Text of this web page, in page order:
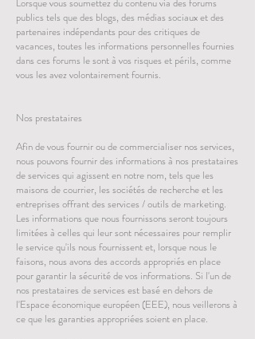
publics tels que des blogs, des médias sociaux et des
partenaires indépendants pour des critiques de
vacances, toutes les informations personnelles fournies
dans ces forums le sont à vos risques et périls, comme
vous les avez volontairement fournis.
Nos prestataires
Afin de vous fournir ou de commercialiser nos services,
nous pouvons fournir des informations à nos prestataires
de services qui agissent en notre nom, tels que les
maisons de courrier, les sociétés de recherche et les
entreprises offrant des services / outils de marketing.
Les informations que nous fournissons seront toujours
limitées à celles qui leur sont nécessaires pour remplir
le service qu'ils nous fournissent et, lorsque nous le
faisons, nous avons des accords appropriés en place
pour garantir la sécurité de vos informations. Si l'un de
nos prestataires de services est basé en dehors de
l'Espace économique européen (EEE), nous veillerons à
ce que les garanties appropriées soient en place.